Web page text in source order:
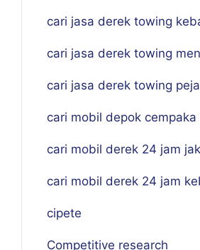
cari jasa derek towing
cari jasa derek towing
cari jasa derek towing
cari mobil depok cempaka
cari mobil derek 24 jam
cari mobil derek 24 jam
cipete
Competitive research